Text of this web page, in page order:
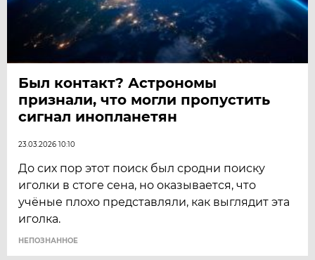
Был контакт? Астрономы
признали, что могли пропустить
сигнал инопланетян
23.03.2026 10:10
До сих пор этот поиск был сродни поиску
иголки в стоге сена, но оказывается, что
учёные плохо представляли, как выглядит эта
иголка.
НЕПОЗНАННОЕ